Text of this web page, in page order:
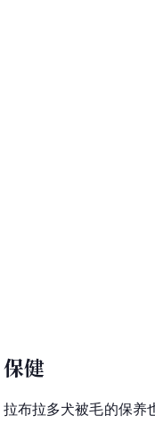
保健
拉布拉多犬被毛的保养